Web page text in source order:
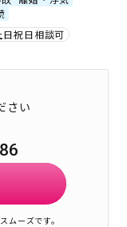
日祝日相談可
さい
ムーズです。